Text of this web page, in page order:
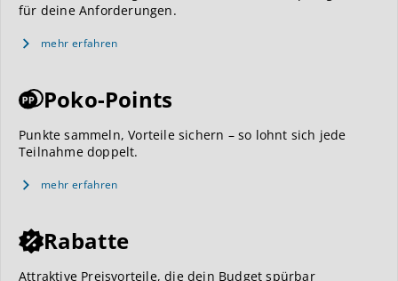
für deine Anforderungen.
mehr erfahren
Poko-Points
Punkte sammeln, Vorteile sichern – so lohnt sich jede
Teilnahme doppelt.
mehr erfahren
Rabatte
Attraktive Preisvorteile, die dein Budget spürbar